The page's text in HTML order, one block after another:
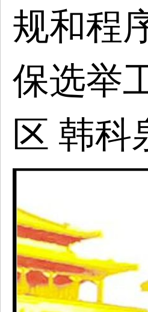
规和程
保选举
区 韩科